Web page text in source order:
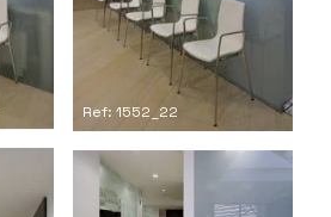
Ref: 1552_22